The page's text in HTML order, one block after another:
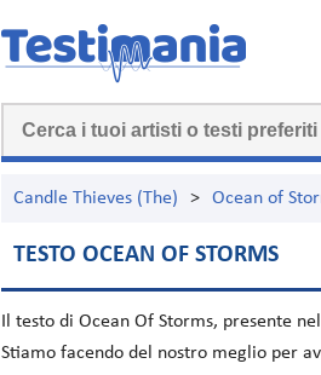
Candle Thieves (The) > Ocean of
TESTO OCEAN OF STORMS
Il testo di Ocean Of Storms, presente
Stiamo facendo del nostro meglio per